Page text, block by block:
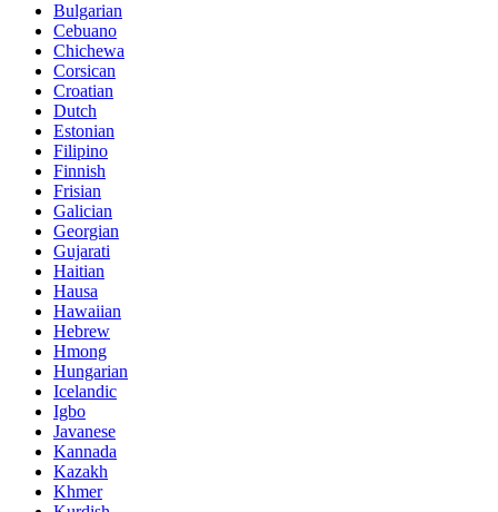
Bulgarian
Cebuano
Chichewa
Corsican
Croatian
Dutch
Estonian
Filipino
Finnish
Frisian
Galician
Georgian
Gujarati
Haitian
Hausa
Hawaiian
Hebrew
Hmong
Hungarian
Icelandic
Igbo
Javanese
Kannada
Kazakh
Khmer